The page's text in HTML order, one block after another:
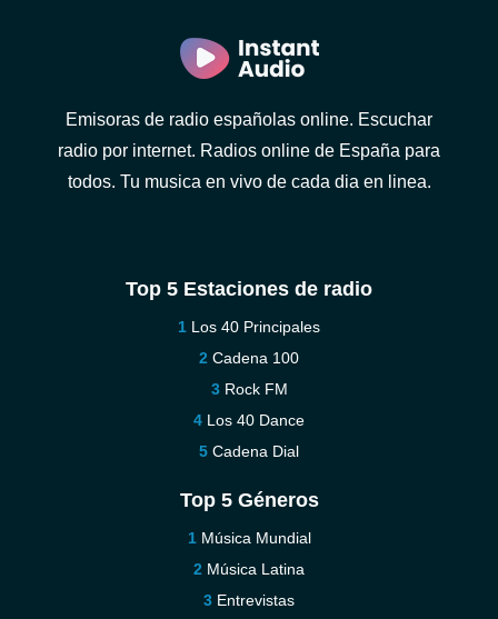
Emisoras de radio españolas online. Escuchar
radio por internet. Radios online de España para
todos. Tu musica en vivo de cada dia en linea.
Top 5 Estaciones de radio
Los 40 Principales
Cadena 100
Rock FM
Los 40 Dance
Cadena Dial
Top 5 Géneros
Música Mundial
Música Latina
Entrevistas